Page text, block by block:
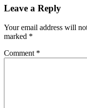
Leave a Reply
Your email address will
marked *
Comment *